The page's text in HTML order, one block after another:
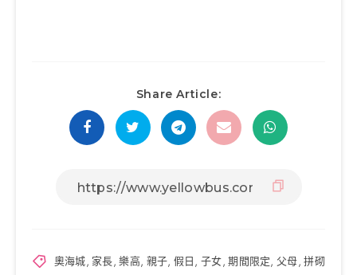
Share Article:
奧海城, 家長,樂高, 親子, 假日,子女,期間限定, 父母,拼砌